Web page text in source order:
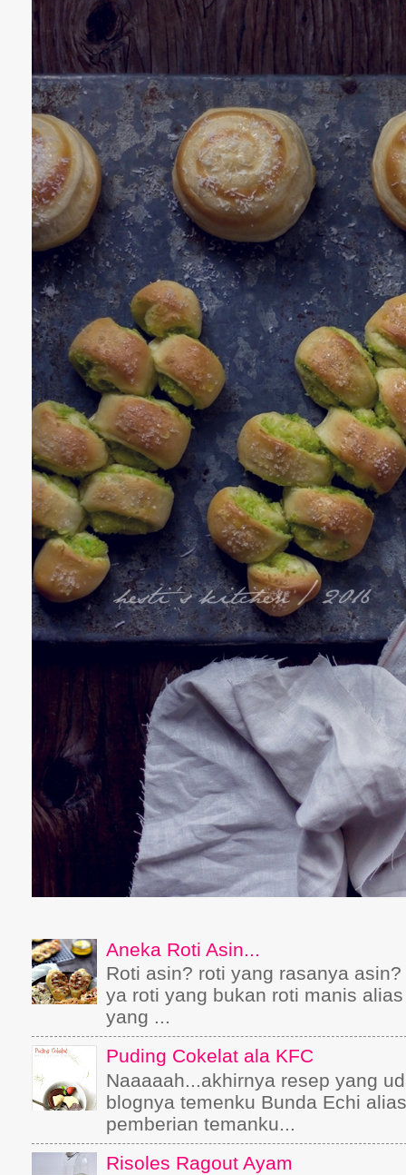
Aneka Roti Asin...
Roti asin? roti yang rasanya
ya roti yang bukan roti manis
yang ...
Puding Cokelat ala KFC
Naaaaah...akhirnya resep yang
blognya temenku Bunda Echi
pemberian temanku...
Risoles Ragout Ayam